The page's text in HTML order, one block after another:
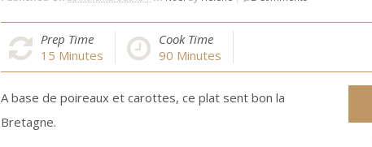
Prep Time
15 Minutes
Cook Time
90 Minutes
A base de poireaux et carottes, ce plat sent bon la
Bretagne.